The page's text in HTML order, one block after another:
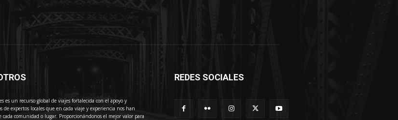
es un recurso global de viajes fortalecida con el apoyo y
de expertos locales que en cada viaje y experiencia nos han
comunidad o lugar. Proporcionándonos el mejor valor para
REDES SOCIALES